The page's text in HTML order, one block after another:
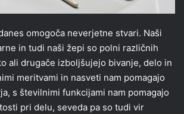
omogoča neverjetne stvari. Naši
in tudi naši žepi so polni različnih
ali drugače izboljšujejo bivanje, delo in
meritvami in nasveti nam pomagajo
s številnimi funkcijami nam pomagajo
pri delu, seveda pa so tudi vir